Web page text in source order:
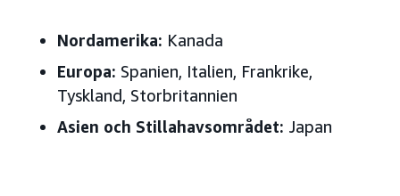
Nordamerika: Kanada
Europa: Spanien, Italien, Frankrike,
Tyskland, Storbritannien
Asien och Stillahavsområdet: Japan